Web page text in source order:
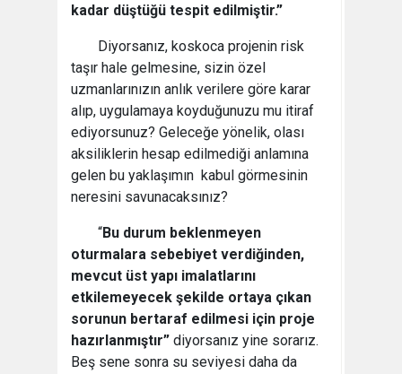
kadar düştüğü tespit edilmiştir.”
Diyorsanız, koskoca projenin risk
taşır hale gelmesine, sizin özel
uzmanlarınızın anlık verilere göre karar
alıp, uygulamaya koyduğunuzu mu itiraf
ediyorsunuz? Geleceğe yönelik, olası
aksiliklerin hesap edilmediği anlamına
gelen bu yaklaşımın kabul görmesinin
neresini savunacaksınız?
“Bu durum beklenmeyen
oturmalara sebebiyet verdiğinden,
mevcut üst yapı imalatlarını
etkilemeyecek şekilde ortaya çıkan
sorunun bertaraf edilmesi için proje
hazırlanmıştır” diyorsanız yine sorarız.
Beş sene sonra su seviyesi daha da